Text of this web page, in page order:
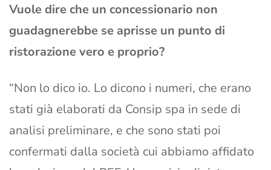
Vuole dire che un concessionario non
guadagnerebbe se aprisse un punto di
ristorazione vero e proprio?
“Non lo dico io. Lo dicono i numeri, che erano
stati già elaborati da Consip spa in sede di
analisi preliminare, e che sono stati poi
confermati dalla società cui abbiamo affidato